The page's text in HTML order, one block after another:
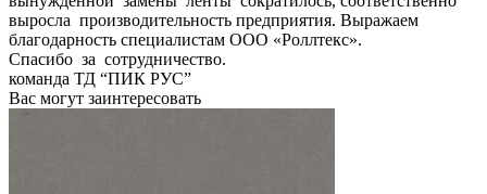
выросла производительность предприятия. Выражаем
благодарность специалистам ООО «Роллтекс».
Спасибо за сотрудничество.
команда ТД “ПИК РУС”
Вас могут заинтересовать